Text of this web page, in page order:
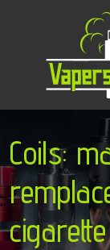
Coils: